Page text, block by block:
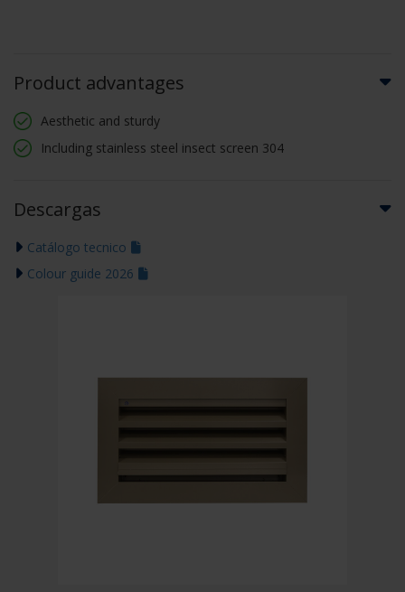
Product advantages
Aesthetic and sturdy
Including stainless steel insect screen 304
Descargas
Catálogo tecnico
Colour guide 2026